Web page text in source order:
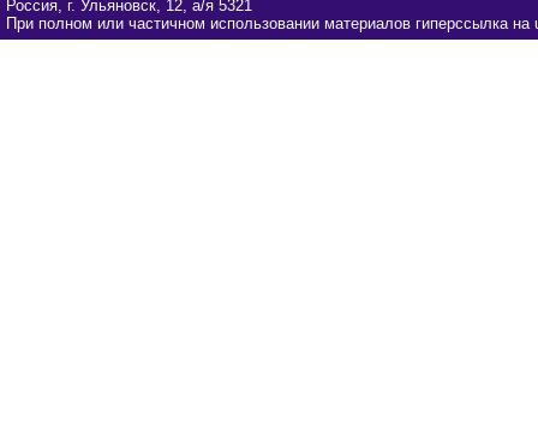
Россия, г. Ульяновск, 12, а/я 5321
При полном или частичном использовании материалов гиперссылка на